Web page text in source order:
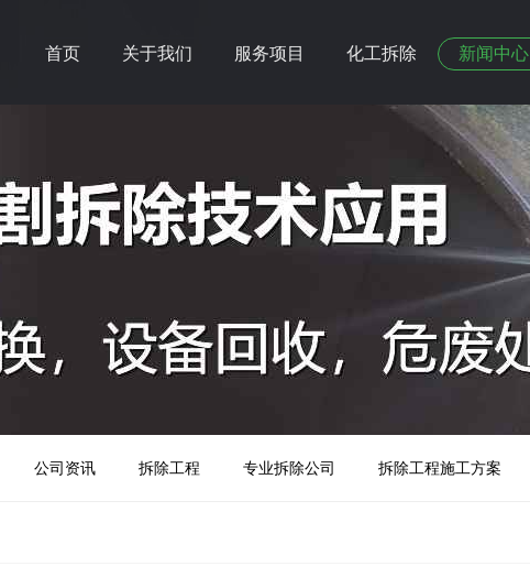
首页 关于我们 服务项目 化工拆除 新闻中心
公司资讯 拆除工程 专业拆除公司 拆除工程施工方案